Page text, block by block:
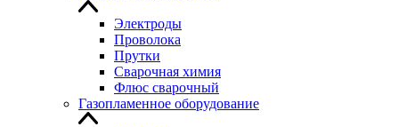
Электроды
Проволока
Прутки
Сварочная химия
Флюс сварочный
Газопламенное оборудование